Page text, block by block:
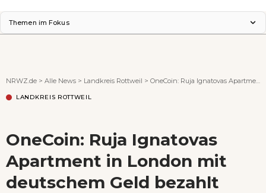
Themen im Fokus
Ferienzauber '26
Testturm
Wenn Orte erzählen ...
NRWZ.de > Alle News > Landkreis Rottweil > OneCoin: Ruja Ignatovas Apartment in London mit deutschem Geld bezahlt
LANDKREIS ROTTWEIL
OneCoin: Ruja Ignatovas
Apartment in London mit
deutschem Geld bezahlt